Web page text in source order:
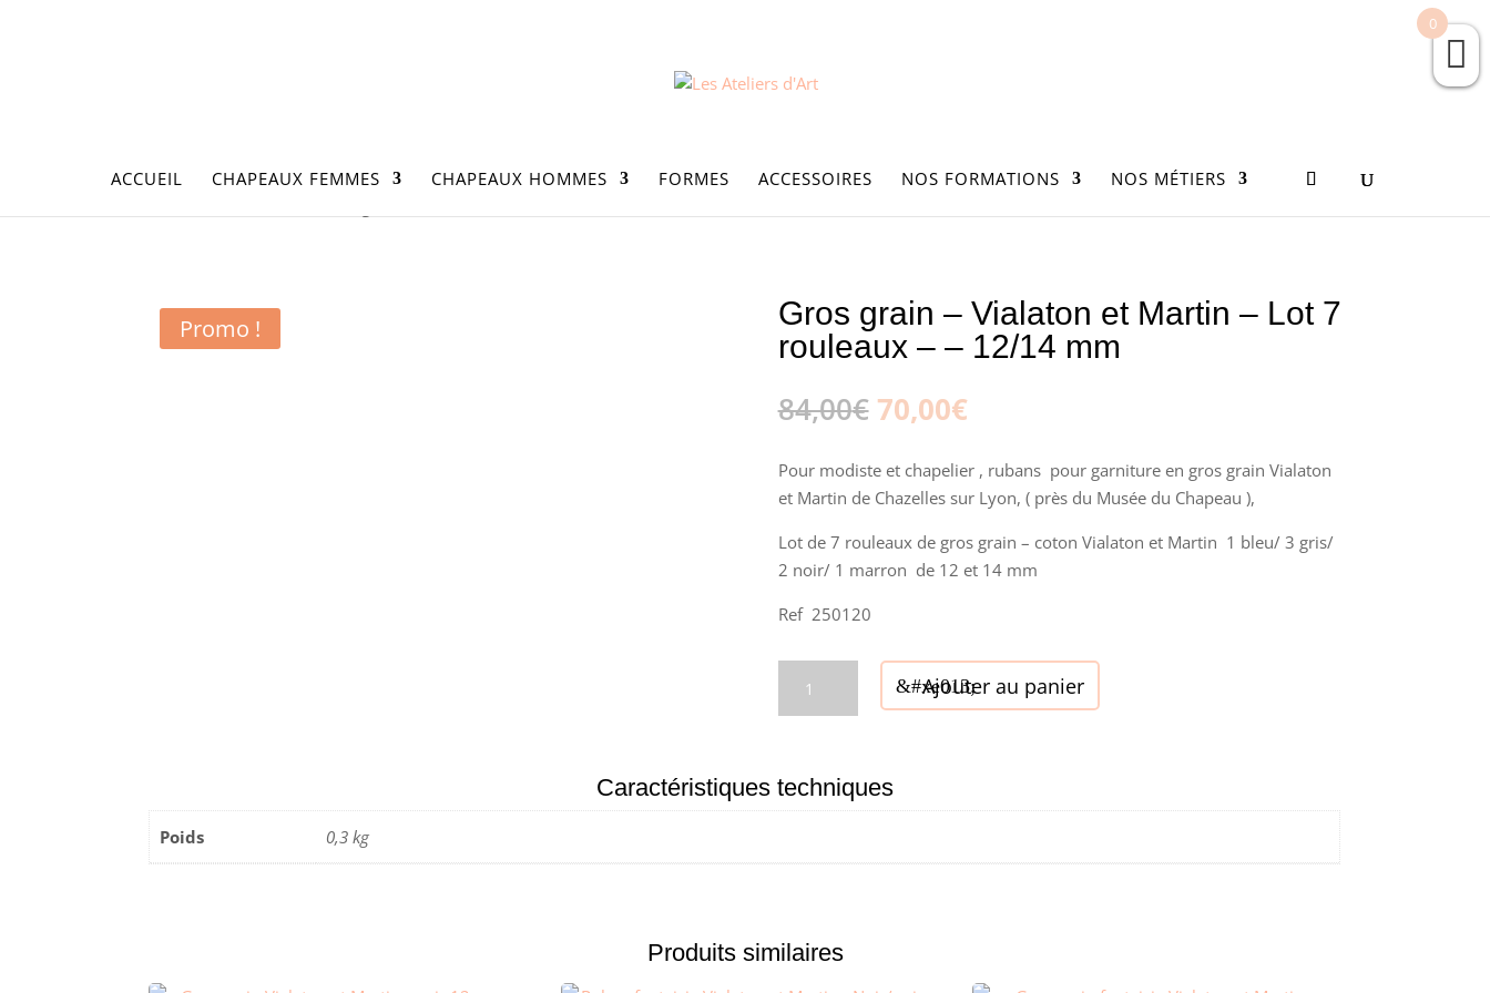
ACCUEIL CHAPEAUX FEMMES CHAPEAUX HOMMES FORMES ACCESSOIRES NOS FORMATIONS
NOS MÉTIERS
Promo !
Gros grain – Vialaton et Martin – Lot 7
rouleaux – – 12/14 mm
84,00€ Le
prix
initial
était :
70,00€Le
actuel
est :
70,00€.
Pour modiste et chapelier , rubans pour garniture en gros grain Vialaton
et Martin de Chazelles sur Lyon, ( près du Musée du Chapeau ),
Lot de 7 rouleaux de gros grain – coton Vialaton et Martin 1 bleu/ 3 gris/
2 noir/ 1 marron de 12 et 14 mm
Ref 250120
-
Vialaton
Martin
7
Ajouter au panier
Caractéristiques techniques
Poids 0,3 kg
Produits similaires
0